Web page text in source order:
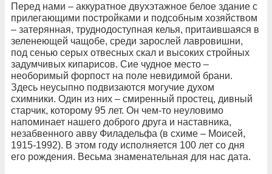
Перед нами – аккуратное двухэтажное белое здание с
прилегающими постройками и подсобным хозяйством
– затерянная, труднодоступная келья, притаившаяся в
зеленеющей чащобе, среди зарослей лавровишни,
под сенью серых отвесных скал и высоких стройных
задумчивых кипарисов. Сие чудное место –
необоримый форпост на поле невидимой брани.
Здесь неусыпно подвизаются могучие духом
схимники. Один из них – смиренный простец, дивный
старчик, которому 95 лет. Он чем-то неуловимо
напоминает нашего доброго друга и наставника,
незабвенного авву Филадельфа (в схиме – Моисей,
1915-1992). В этом году исполняется 100 лет со дня
его рождения. Весьма знаменательная для нас дата.